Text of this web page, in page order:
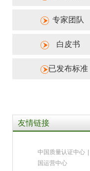
专家团队
白皮书
已发布标准
友情链接
中国质量认证中心
国运营中心